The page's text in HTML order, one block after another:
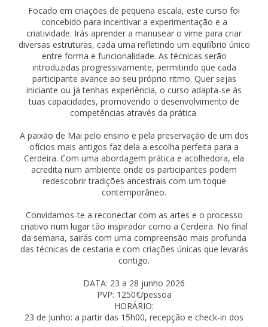
Focado em criações de pequena escala, este curso foi
concebido para incentivar a experimentação e a
criatividade. Irás aprender a manusear o vime para criar
diversas estruturas, cada uma refletindo um equilíbrio único
entre forma e funcionalidade. As técnicas serão
introduzidas progressivamente, permitindo que cada
participante avance ao seu próprio ritmo. Quer sejas
iniciante ou já tenhas experiência, o curso adapta-se às
tuas capacidades, promovendo o desenvolvimento de
competências através da prática.
A paixão de Mai pelo ensino e pela preservação de um dos
ofícios mais antigos faz dela a escolha perfeita para a
Cerdeira. Com uma abordagem prática e acolhedora, ela
acredita num ambiente onde os participantes podem
redescobrir tradições ancestrais com um toque
contemporâneo.
Convidamos-te a reconectar com as artes e o processo
criativo num lugar tão inspirador como a Cerdeira. No final
da semana, sairás com uma compreensão mais profunda
das técnicas de cestaria e com criações únicas que levarás
contigo.
DATA: 23 a 28 junho 2026
PVP: 1250€/pessoa
HORÁRIO:
23 de Junho: a partir das 15h00, recepção e check-in dos